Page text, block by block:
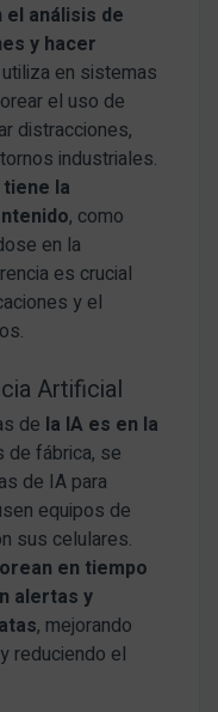
análisis de
y hacer
en sistemas
el uso de
distracciones,
industriales.
la
, como
en la
es crucial
y el
Artificial
de la IA es en la
de fábrica, se
de IA para
equipos de
sus celulares.
en tiempo
alertas y
, mejorando
reduciendo el